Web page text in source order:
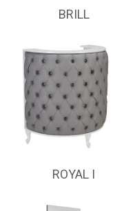
BRILL
ROYAL I